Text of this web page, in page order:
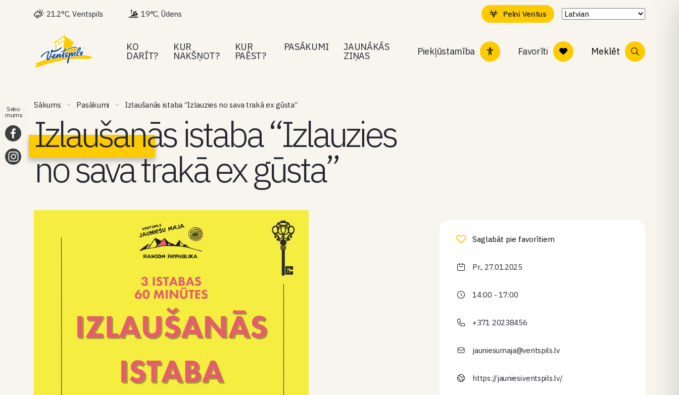
21.2°C, Ventspils 19°C, Ūdens Pelni Ventus
KO
DARĪT?
KUR
NAKŠŅOT?
KUR
PAĒST?
PASĀKUMI JAUNĀKĀS
ZIŅAS Piekļūstamība Favorīti Meklēt
Sākums Pasākumi Izlaušanās istaba “Izlauzies no sava trakā ex gūsta”
Izlaušanās istaba “Izlauzies
no sava trakā ex gūsta”
Saglabāt pie favorītiem
Pr., 27.01.2025
14:00 - 17:00
+371 20238456
jauniesumaja@ventspils.lv
https://jauniesi.ventspils.lv/
Seko
mums